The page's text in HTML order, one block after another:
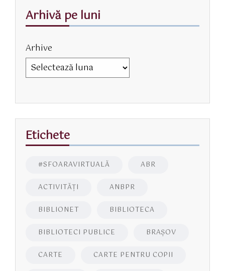
Arhivă pe luni
Arhive
Etichete
#SFOARAVIRTUALĂ ABR
ACTIVITĂŢI ANBPR
BIBLIONET BIBLIOTECA
BIBLIOTECI PUBLICE BRAŞOV
CARTE CARTE PENTRU COPII